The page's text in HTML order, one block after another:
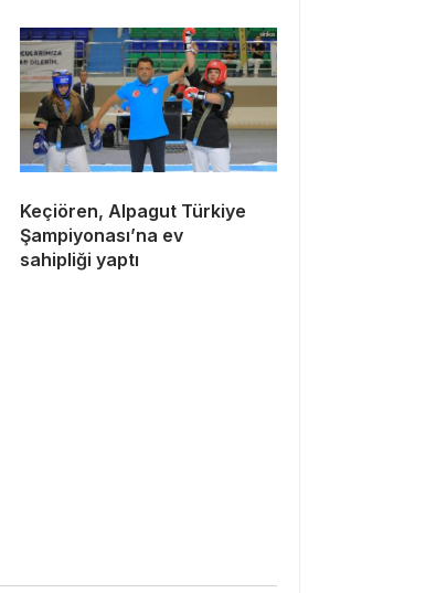
Keçiören, Alpagut Türkiye
Şampiyonası’na ev
sahipliği yaptı